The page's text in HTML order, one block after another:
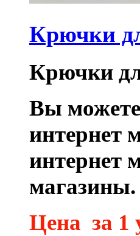
Крючки
Крючки
Вы
интернет
интернет
магазины.
Цена за 1